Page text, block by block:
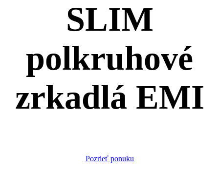
SLIM
polkruhové
zrkadlá EMI
Pozrieť ponuku